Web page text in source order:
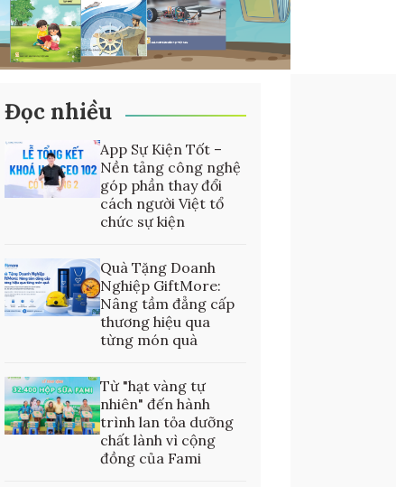
Đọc nhiều
App Sự Kiện Tốt –
Nền tảng công nghệ
góp phần thay đổi
cách người Việt tổ
chức sự kiện
Quà Tặng Doanh
Nghiệp GiftMore:
Nâng tầm đẳng cấp
thương hiệu qua
từng món quà
Từ "hạt vàng tự
nhiên" đến hành
trình lan tỏa dưỡng
chất lành vì cộng
đồng của Fami